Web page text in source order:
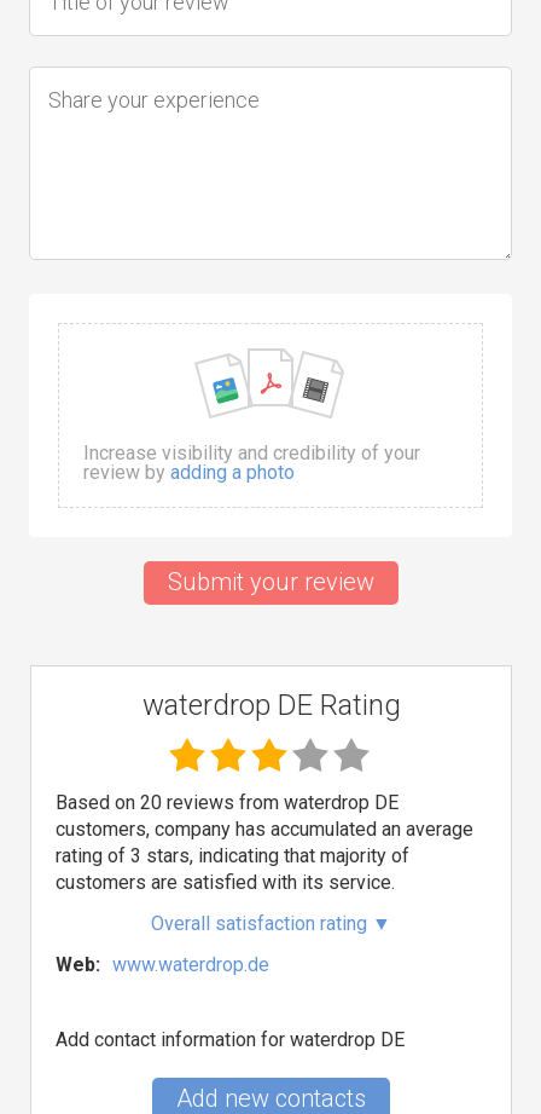
Increase visibility and credibility of your
review by adding a photo
Submit your review
waterdrop DE Rating
Based on 20 reviews from waterdrop DE
customers, company has accumulated an average
rating of 3 stars, indicating that majority of
customers are satisfied with its service.
Overall satisfaction rating ▼
Web: www.waterdrop.de
Add contact information for waterdrop DE
Add new contacts